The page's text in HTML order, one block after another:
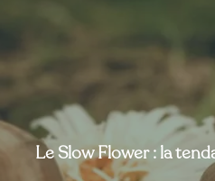
Le Slow Flower : la